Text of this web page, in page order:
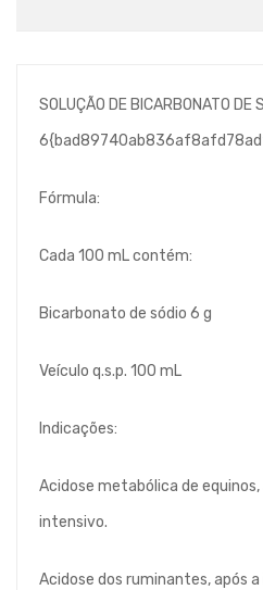
SOLUÇÃO DE BICARBONATO DE
Fórmula:
Cada 100 mL contém:
Bicarbonato de sódio 6 g
Veículo q.s.p. 100 mL
Indicações:
Acidose metabólica de
intensivo.
Acidose dos ruminantes, após